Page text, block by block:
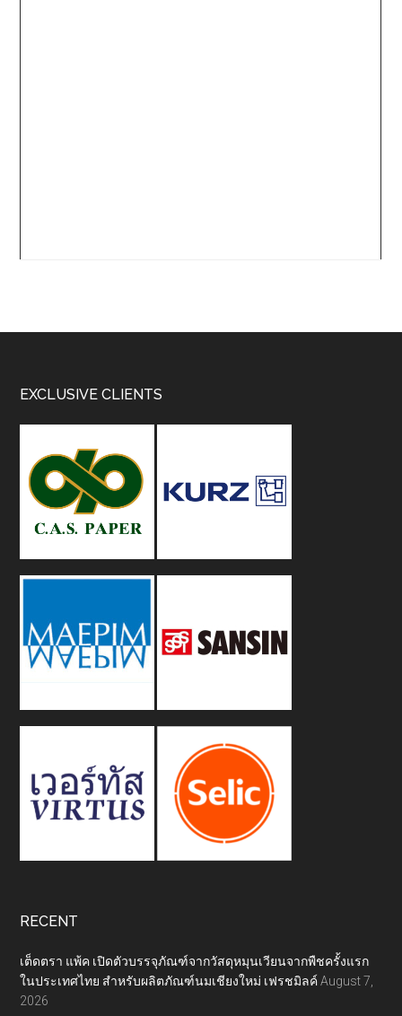
Footer
EXCLUSIVE CLIENTS
RECENT
เต็ดตรา แพ้ค เปิดตัวบรรจุภัณฑ์จากวัสดุหมุนเวียนจากพืชครั้งแรก
ในประเทศไทย สำหรับผลิตภัณฑ์นมเชียงใหม่ เฟรชมิลค์ August 7,
2026